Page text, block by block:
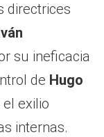
directrices
su ineficacia
de Hugo
el exilio
internas.